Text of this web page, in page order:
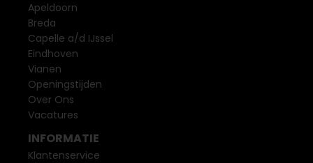
Apeldoorn
Breda
Capelle a/d IJssel
Eindhoven
Vianen
Openingstijden
Over Ons
Vacatures
INFORMATIE
Klantenservice